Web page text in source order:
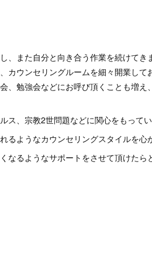
、また自分と向き合う作業を続けてき
カウンセリングルームを細々開業して
、勉強会などにお呼び頂くことも増え
、宗教2世問題などに関心をもってい
ようなカウンセリングスタイルを心
るようなサポートをさせて頂けたら